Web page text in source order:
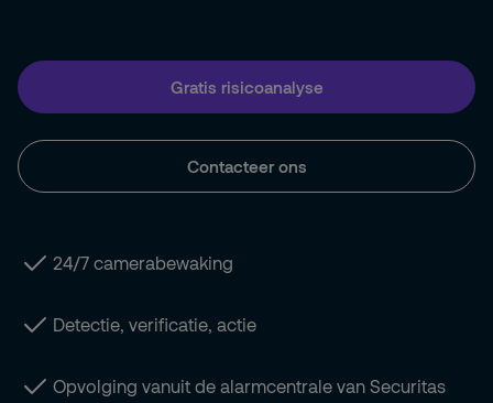
Gratis risicoanalyse
Contacteer ons
24/7 camerabewaking
Detectie, verificatie, actie
Opvolging vanuit de alarmcentrale van Securitas